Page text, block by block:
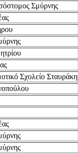
Σμύρνης
Σχολείο Σταυράκη